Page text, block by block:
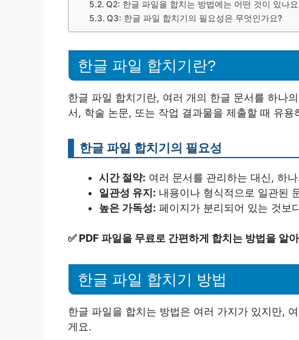
Q2: 한글 파일을 합치는 방법에는 어떤 것이 있나
Q3: 한글 파일 합치기의 필요성은 무엇인가요?
한글 파일 합치기란?
한글 파일 합치기란, 여러 개의 한글 문서를 하나
서, 학술 논문, 또는 작업 결과물을 제출할 때 유용
한글 파일 합치기의 필요성
시간 절약: 여러 문서를 관리하는 대신, 하
일관성 유지: 내용이나 형식적으로 일관된
높은 가독성: 페이지가 분리되어 있는 것보
✅ PDF 파일을 무료로 간편하게 합치는 방법을 알
한글 파일 합치기 방법
한글 파일을 합치는 방법은 여러 가지가 있지만,
게요.